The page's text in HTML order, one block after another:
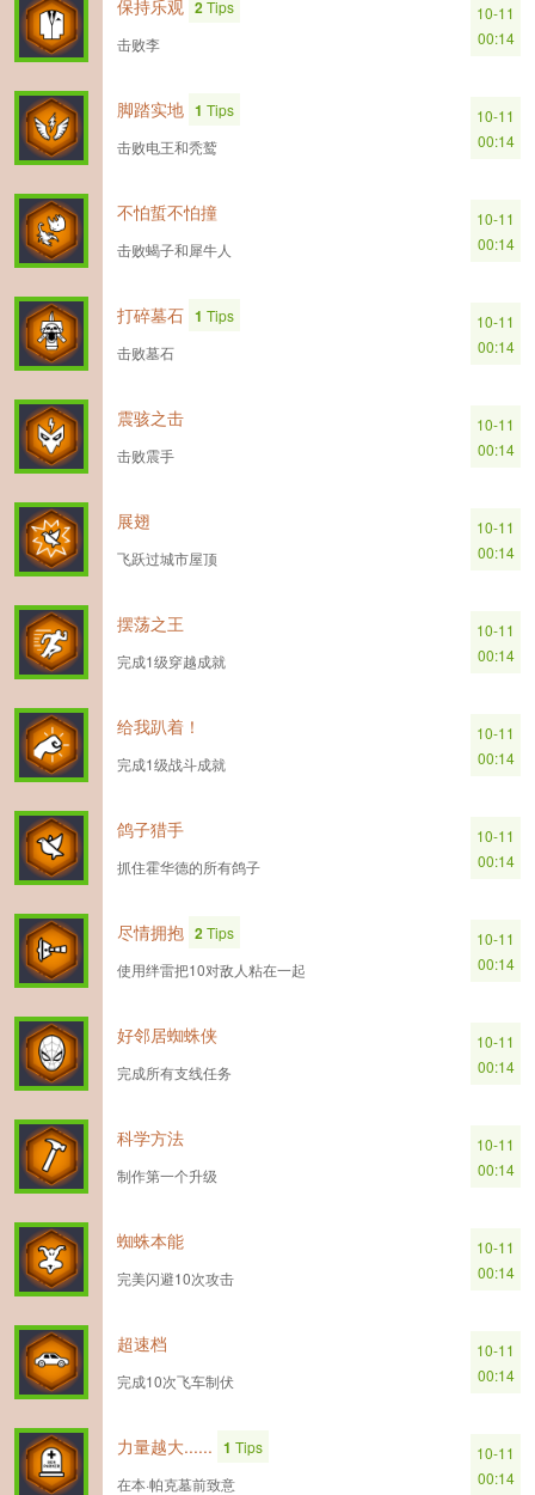
保持乐观 2Tips
击败李
10-11
00:14
脚踏实地 1 Tips
击败电王和秃鹫
10-11
00:14
不怕蜇不怕撞
击败蝎子和犀牛人
10-11
00:14
打碎墓石 1 Tips
击败墓石
10-11
00:14
震骇之击
击败震手
10-11
00:14
展翅
飞跃过城市屋顶
10-11
00:14
摆荡之王
完成1级穿越成就
10-11
00:14
给我趴着！
完成1级战斗成就
10-11
00:14
鸽子猎手
抓住霍华德的所有鸽子
10-11
00:14
尽情拥抱 2Tips
使用绊雷把10对敌人粘在一起
10-11
00:14
好邻居蜘蛛侠
完成所有支线任务
10-11
00:14
科学方法
制作第一个升级
10-11
00:14
蜘蛛本能
完美闪避10次攻击
10-11
00:14
超速档
完成10次飞车制伏
10-11
00:14
力量越大...... 1 Tips
在本·帕克墓前致意
10-11
00:14